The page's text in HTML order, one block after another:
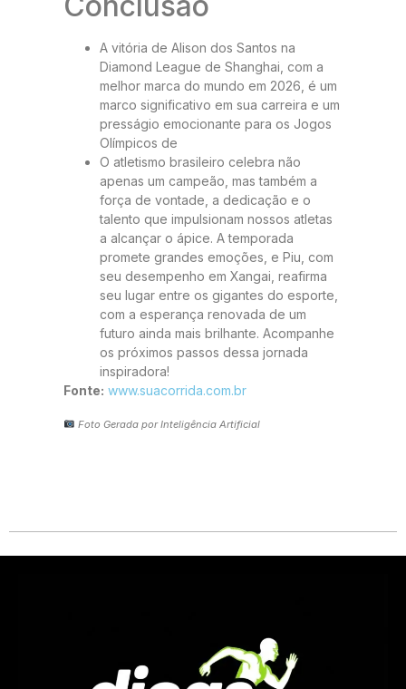
A vitória de Alison dos Santos na
Diamond League de Shanghai, com a
melhor marca do mundo em 2026, é um
marco significativo em sua carreira e um
presságio emocionante para os Jogos
Olímpicos de
O atletismo brasileiro celebra não
apenas um campeão, mas também a
força de vontade, a dedicação e o
talento que impulsionam nossos atletas
a alcançar o ápice. A temporada
promete grandes emoções, e Piu, com
seu desempenho em Xangai, reafirma
seu lugar entre os gigantes do esporte,
com a esperança renovada de um
futuro ainda mais brilhante. Acompanhe
os próximos passos dessa jornada
inspiradora!
Fonte: www.suacorrida.com.br
Foto Gerada por Inteligência Artificial